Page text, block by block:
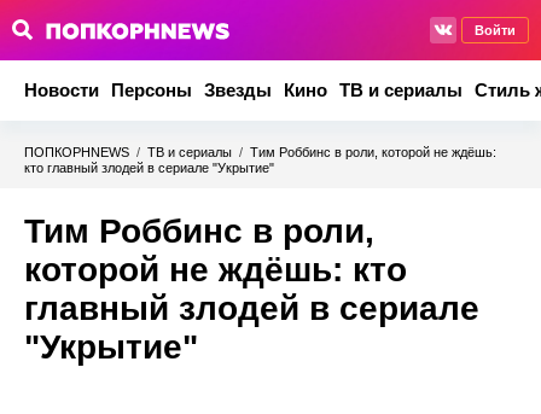
Войти
Новости Персоны Звезды Кино ТВ и сериалы Стиль
ПОПКОРНNEWS / ТВ и сериалы / Тим Роббинс в роли, которой не ждёшь:
кто главный злодей в сериале "Укрытие"
Тим Роббинс в роли,
которой не ждёшь: кто
главный злодей в сериале
"Укрытие"